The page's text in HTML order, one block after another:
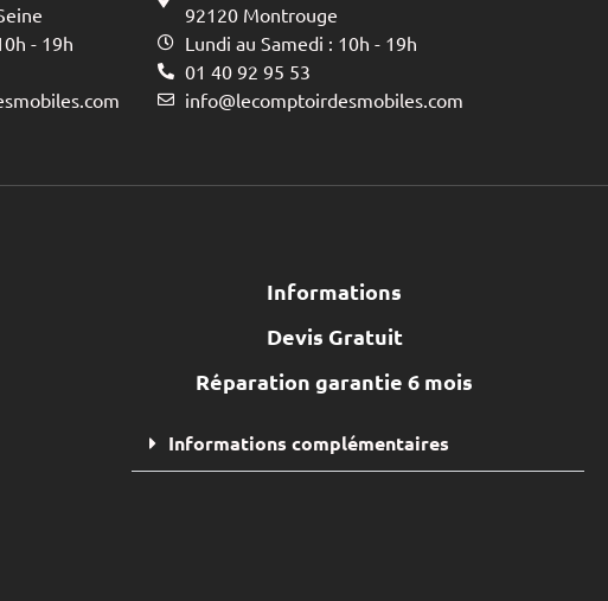
- 19h
92120 Montrouge
Lundi au Samedi : 10h - 19h
01 40 92 95 53
info@lecomptoirdesmobiles.com
Informations
Devis Gratuit
Réparation garantie 6 mois
Informations complémentaires